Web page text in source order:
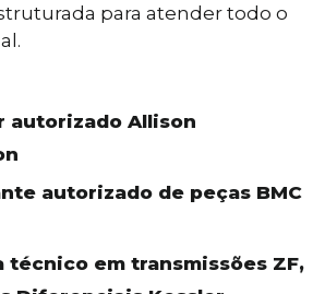
para atender todo o
autorizado Allison
autorizado de peças BMC
técnico em transmissões ZF,